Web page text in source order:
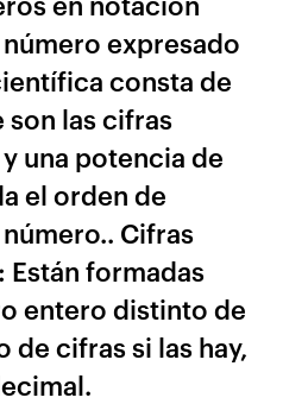
expresado
consta de
son las cifras
una potencia de
el orden de
Cifras
formadas
entero distinto de
de cifras si las hay,